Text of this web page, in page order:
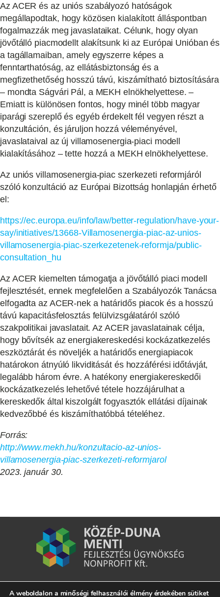
Az ACER és az uniós szabályozó hatóságok
megállapodtak, hogy közösen kialakított álláspontban
fogalmazzák meg javaslataikat. Célunk, hogy olyan
jövőtálló piacmodellt alakítsunk ki az Európai Unióban és
a tagállamaiban, amely egyszerre képes a
fenntarthatóság, az ellátásbiztonság és a
megfizethetőség hosszú távú, kiszámítható biztosítására
– mondta Ságvári Pál, a MEKH elnökhelyettese. –
Emiatt is különösen fontos, hogy minél több magyar
iparági szereplő és egyéb érdekelt fél vegyen részt a
konzultáción, és járuljon hozzá véleményével,
javaslataival az új villamosenergia-piaci modell
kialakításához – tette hozzá a MEKH elnökhelyettese.
Az uniós villamosenergia-piac szerkezeti reformjáról
szóló konzultáció az Európai Bizottság honlapján érhető
el:
https://ec.europa.eu/info/law/better-regulation/have-your-
say/initiatives/13668-Villamosenergia-piac-az-unios-
villamosenergia-piac-szerkezetenek-reformja/public-
consultation_hu
Az ACER kiemelten támogatja a jövőtálló piaci modell
fejlesztését, ennek megfelelően a Szabályozók Tanácsa
elfogadta az ACER-nek a határidős piacok és a hosszú
távú kapacitásfelosztás felülvizsgálatáról szóló
szakpolitikai javaslatait. Az ACER javaslatainak célja,
hogy bővítsék az energiakereskedési kockázatkezelés
eszköztárát és növeljék a határidős energiapiacok
határokon átnyúló likviditását és hozzáférési időtávját,
legalább három évre. A hatékony energiakereskedői
kockázatkezelés lehetővé tétele hozzájárulhat a
kereskedők által kiszolgált fogyasztók ellátási díjainak
kedvezőbbé és kiszámíthatóbbá tételéhez.
Forrás:
http://www.mekh.hu/konzultacio-az-unios-
villamosenergia-piac-szerkezeti-reformjarol
2023. január 30.
A weboldalon a minőségi felhasználói élmény érdekében sütiket